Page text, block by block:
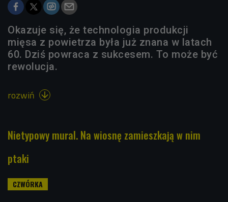
Okazuje się, że technologia produkcji
mięsa z powietrza była już znana w latach
60. Dziś powraca z sukcesem. To może być
rewolucja.
rozwiń 
Nietypowy mural. Na wiosnę zamieszkają w nim
ptaki